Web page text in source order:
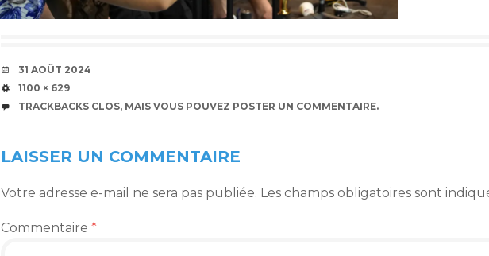
DATE
31 AOÛT 2024
TAILLE
1100 × 629
TRACKBACKS CLOS, MAIS VOUS POUVEZ POSTER UN COMMENTAIRE.
LAISSER UN COMMENTAIRE
Votre adresse e-mail ne sera pas publiée. Les champs obligatoires sont
Commentaire *